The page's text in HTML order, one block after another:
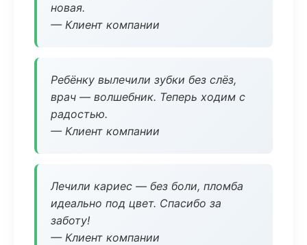
новая.
— Клиент компании
Ребёнку вылечили зубки без слёз,
врач — волшебник. Теперь ходим с
радостью.
— Клиент компании
Лечили кариес — без боли, пломба
идеально под цвет. Спасибо за
заботу!
— Клиент компании